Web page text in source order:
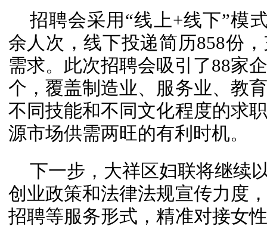
招聘会采用“线上+线下”模
余人次，线下投递简历858份
需求。此次招聘会吸引了88家
个，覆盖制造业、服务业、教
不同技能和不同文化程度的求
源市场供需两旺的有利时机。
下一步，大祥区妇联将继续
创业政策和法律法规宣传力度
招聘等服务形式，精准对接女